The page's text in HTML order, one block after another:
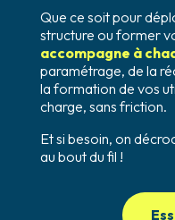
Que ce soit pour
structure ou former
accompagne à
paramétrage, de la
la formation de vos
charge, sans friction.
Et si besoin, on
au bout du fil !